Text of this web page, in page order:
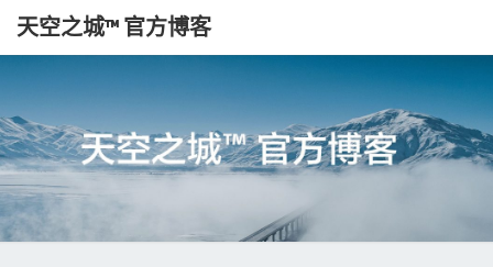
天空之城™ 官方博客
天
空
之
Http://www.skypixel.com/